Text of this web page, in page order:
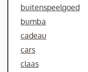
buitenspeelgoed
bumba
cadeau
cars
claas